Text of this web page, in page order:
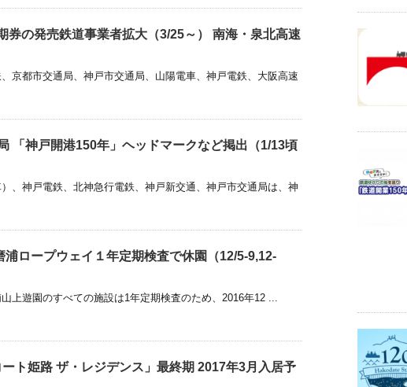
券の発売鉄道事業者拡大（3/25～） 南海・泉北高速
京都市交通局、神戸市交通局、山陽電車、神戸電鉄、大阪高速
「神戸開港150年」ヘッドマークなど掲出（1/13頃
、神戸電鉄、北神急行電鉄、神戸新交通、神戸市交通局は、神
浦ロープウェイ１年定期検査で休園（12/5-9,12-
上遊園のすべての施設は1年定期検査のため、2016年12 ...
ト姫路 ザ・レジデンス」最終期 2017年3月入居予